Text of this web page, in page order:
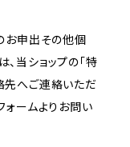
お申出その他個
当ショップの「特
先へご連絡いただ
ォームよりお問い